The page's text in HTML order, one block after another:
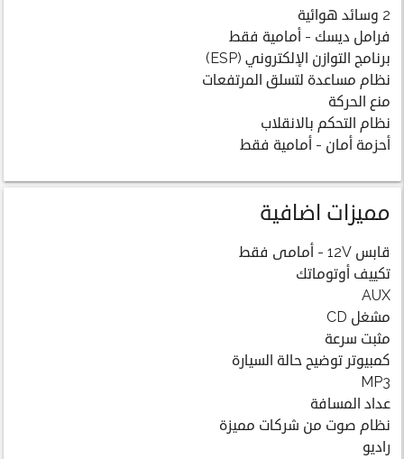
2 وسائد هوائية
فرامل ديسك - أمامية فقط
برنامج التوازن الإلكتروني (ESP)
نظام مساعدة لتسلق المرتفعات
منع الحركة
نظام التحكم بالانقلاب
أحزمة أمان - أمامية فقط
مميزات اضافية
قابس 12V - أمامى فقط
تكييف أوتوماتك
AUX
مشغل CD
مثبت سرعة
كمبيوتر توضيح حالة السيارة
MP3
عداد المسافة
نظام صوت من شركات مميزة
راديو